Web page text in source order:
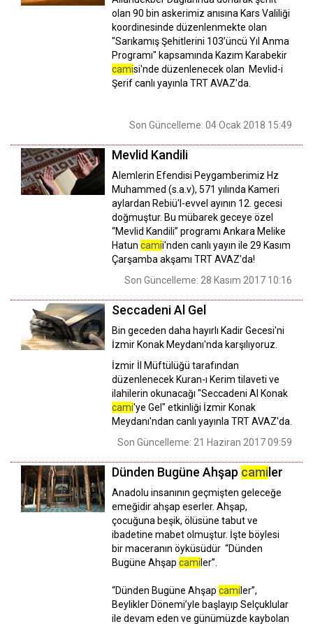
olan 90 bin askerimiz anısına Kars Valiliği
koordinesinde düzenlenmekte olan
"Sarıkamış Şehitlerini 103’üncü Yıl Anma
Programı" kapsamında Kazım Karabekir
camisi'nde düzenlenecek olan Mevlid-i
Şerif canlı yayınla TRT AVAZ'da.
Son Güncelleme: 04 Ocak 2018 15:49
Mevlid Kandili
Alemlerin Efendisi Peygamberimiz Hz
Muhammed (s.a.v), 571 yılında Kameri
aylardan Rebiü'l-evvel ayının 12. gecesi
doğmuştur. Bu mübarek geceye özel
“Mevlid Kandili” programı Ankara Melike
Hatun camii'nden canlı yayın ile 29 Kasım
Çarşamba akşamı TRT AVAZ'da!
Son Güncelleme: 28 Kasım 2017 10:16
Seccadeni Al Gel
Bin geceden daha hayırlı Kadir Gecesi'ni
İzmir Konak Meydanı'nda karşılıyoruz.
İzmir İl Müftülüğü tarafından
düzenlenecek Kuran-ı Kerim tilaveti ve
ilahilerin okunacağı "Seccadeni Al Konak
cami'ye Gel" etkinliği İzmir Konak
Meydanı'ndan canlı yayınla TRT AVAZ'da.
Son Güncelleme: 21 Haziran 2017 09:59
Dünden Bugüne Ahşap camiler
Anadolu insanının geçmişten geleceğe
emeğidir ahşap eserler. Ahşap,
çocuğuna beşik, ölüsüne tabut ve
ibadetine mabet olmuştur. İşte böylesi
bir maceranın öyküsüdür “Dünden
Bugüne Ahşap cami ler”.
“Dünden Bugüne Ahşap cami ler”,
Beylikler Dönemi’yle başlayıp Selçuklular
ile devam eden ve günümüzde kaybolan